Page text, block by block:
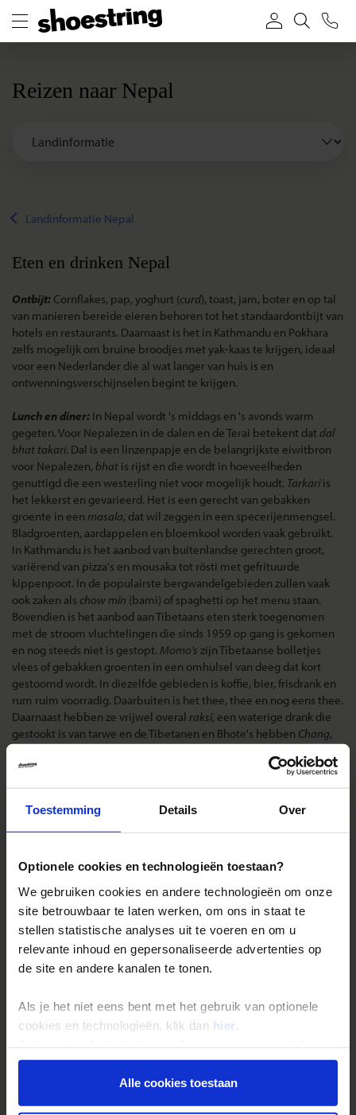
Toestemming Details Over
Optionele cookies en technologieën toestaan?
We gebruiken cookies en andere technologieën om onze
site betrouwbaar te laten werken, om ons in staat te
stellen statistische analyses uit te voeren en om u
relevante inhoud en gepersonaliseerde advertenties op
de site en andere kanalen te tonen.
Als je het niet eens bent met het gebruik van optionele
cookies en technologieën, klik dan hier
onder aan de pagina op elk gewenst moment voor de
toekomst wijzigen.Alle cookies toestaan
Reizen naar Nepal
Landinformatie Nepal
Eten en drinken Nepal
Ontbijt: Cornflakes, pap, yoghurt (curd), toast, jam, boter en op tal
van manieren bereide eieren behoren tot het standaardontbijt van
hotels en restaurants. Daarnaast is het in Kathmandu en Pokhara
zelfs mogelijk om bruine broodjes met yak-kaas te krijgen, ideaal
voor een Nederlander die al wat langer van huis is en
ontwenningsverschijnselen begint te krijgen.
Lunch en diner: In Nepal wordt 's middags en 's avonds warm
gegeten. Voor Nepalezen in de dalen en de Terai betekent datdal
bhat takari. Dal is een linzenpapje en de belangrijkste eiwitbron
voor Nepalezen, bhat is rijst en die wordt in hoeveelheden
genuttigd die een westerling niet voor mogelijk houdt. Tarkari is
het lekkerst en gevarieerd. Het is een gerecht van gebakken
groente in een masala, dat wil zeggen in een specerijenmengsel.
Bladgroenten, aardappelen en bloemkool worden vaak gebruikt.
In Kathmandu is het aanbod van buitenlandse gerechten groot,
variërend van pizza's en mousaka tot rösti met gefrituurde
kippenpoot. In de populairste bergwandelgebieden zullen vaak
ook zaken als chow min (bami) of spaghetti op het menu staan.
Bovendien is het aanbod aan Tibetaans eten sterk toegenomen
met de stroom vluchtelingen die sinds 1959 op gang is gekomen
en nog steeds niet is gestopt. Momo's zijn Tibetaanse bolletjes
vlees of gebakken groenten in een omhulsel van deeg dat kort
gestoomd wordt. In diezelfde gebieden is koffie, bier, frisdrank en
rum ruim voorradig. Daarbuiten is het thee, thee en nog eens thee.
Daarnaast hebben ze vrijwel overal raksi, een waterige drank die
gestookt is van tarwe en de Tibetanen en Bhote's hebben Chang,
warm gedronken en hoog in de bergen is daar alle reden voor.
Landinformatie Nepal
Reizen met Shoestring
De belangrijkste info op een rij
Bestemmingen
Duurzaam reizen
Reis- en annuleringsvoorwaarden
Veelgestelde vragen
Reisthema's